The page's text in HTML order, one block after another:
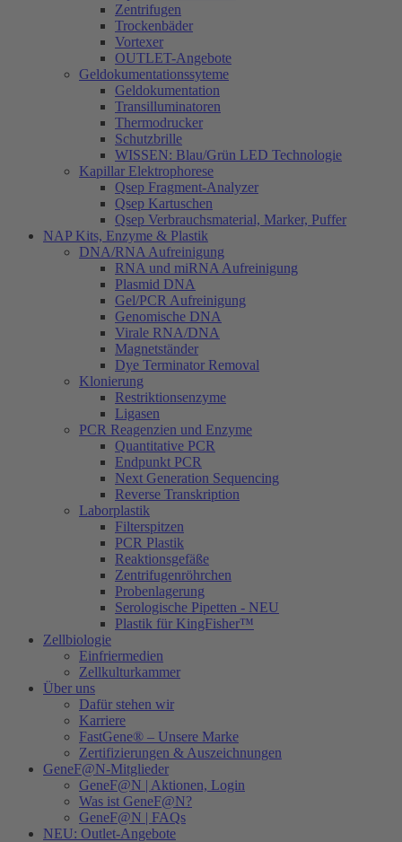
Zentrifugen
Trockenbäder
Vortexer
OUTLET-Angebote
Geldokumentationssyteme
Geldokumentation
Transilluminatoren
Thermodrucker
Schutzbrille
WISSEN: Blau/Grün LED Technologie
Kapillar Elektrophorese
Qsep Fragment-Analyzer
Qsep Kartuschen
Qsep Verbrauchsmaterial, Marker, Puffer
NAP Kits, Enzyme & Plastik
DNA/RNA Aufreinigung
RNA und miRNA Aufreinigung
Plasmid DNA
Gel/PCR Aufreinigung
Genomische DNA
Virale RNA/DNA
Magnetständer
Dye Terminator Removal
Klonierung
Restriktionsenzyme
Ligasen
PCR Reagenzien und Enzyme
Quantitative PCR
Endpunkt PCR
Next Generation Sequencing
Reverse Transkription
Laborplastik
Filterspitzen
PCR Plastik
Reaktionsgefäße
Zentrifugenröhrchen
Probenlagerung
Serologische Pipetten - NEU
Plastik für KingFisher™
Zellbiologie
Einfriermedien
Zellkulturkammer
Über uns
Dafür stehen wir
Karriere
FastGene® – Unsere Marke
Zertifizierungen & Auszeichnungen
GeneF@N-Mitglieder
GeneF@N | Aktionen, Login
Was ist GeneF@N?
GeneF@N | FAQs
NEU: Outlet-Angebote